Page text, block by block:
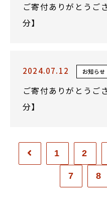
ご寄付ありがとうご
分】
2024.07.12 お知らせ
ご寄付ありがとうご
分】
1 2
7 8